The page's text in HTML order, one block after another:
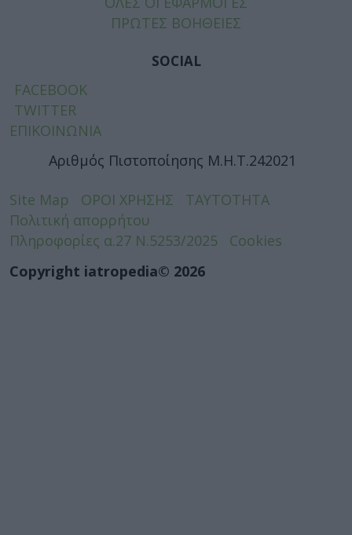
ΠΡΩΤΕΣ ΒΟΗΘΕΙΕΣ
SOCIAL
FACEBOOK
TWITTER
ΕΠΙΚΟΙΝΩΝΙΑ
Αριθμός Πιστοποίησης Μ.Η.Τ.242021
Site Map ΟΡΟΙ ΧΡΗΣΗΣ
ΤΑΥΤΟΤΗΤΑ
Πολιτική απορρήτου
Πληροφορίες α.27 Ν.5253/2025
Cookies
Copyright iatropedia© 2026